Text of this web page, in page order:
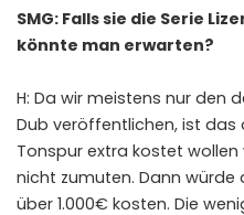
SMG: Falls sie die Serie
könnte man erwarten?
H: Da wir meistens nur den
Dub veröffentlichen, ist das
Tonspur extra kostet wollen
nicht zumuten. Dann würde
über 1.000€ kosten. Die